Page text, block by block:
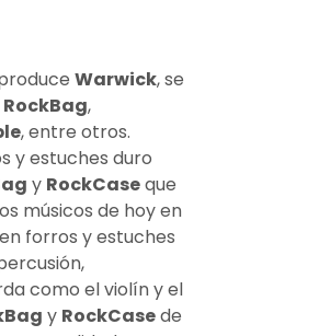
Warwick, se
RockBag,
, entre otros.
y estuches duro
y RockCaseque
músicos de hoy en
forros y estuches
como el violín y el
y RockCasede